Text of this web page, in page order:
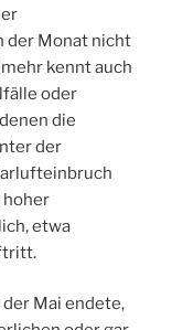
der Monat nicht
kennt auch
oder
die
der
hoher
etwa
der Mai endete,